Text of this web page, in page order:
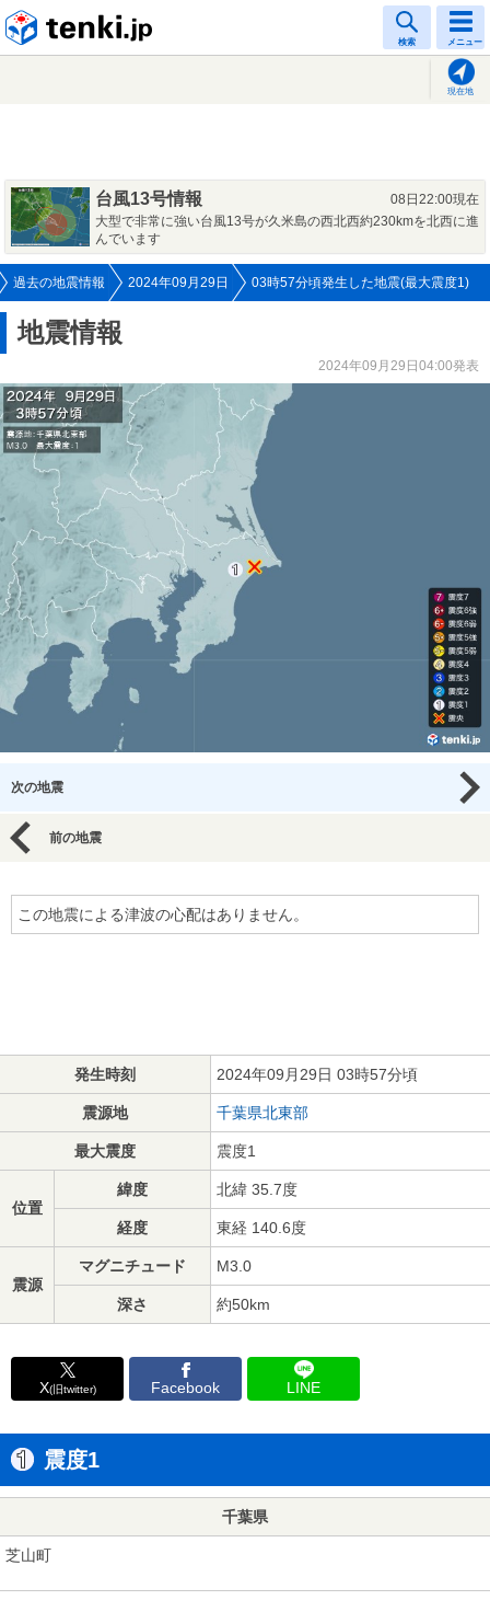
検索 メニュー
現在地
台風13号情報
08日22:00現在
大型で非常に強い台風13号が久米島の西北西約230kmを北西に進
んでいます
過去の地震情報 2024年09月29日 03時57分頃発生した地震(最大震度1)
地震情報
2024年09月29日04:00発表
次の地震
前の地震
この地震による津波の心配はありません。
発生時刻 2024年09月29日 03時57分頃
震源地 千葉県北東部
最大震度 震度1
位置
緯度 北緯 35.7度
経度 東経 140.6度
震源
マグニチュード M3.0
深さ 約50km
X(旧twitter) Facebook LINE
震度1
千葉県
芝山町